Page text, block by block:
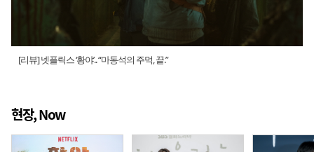
[리뷰] 넷플릭스 ‘황야’.. “마동석의 주먹, 끝.”
현장, Now